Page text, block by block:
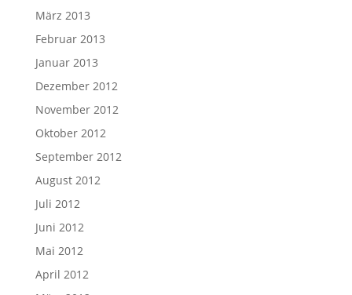
März 2013
Februar 2013
Januar 2013
Dezember 2012
November 2012
Oktober 2012
September 2012
August 2012
Juli 2012
Juni 2012
Mai 2012
April 2012